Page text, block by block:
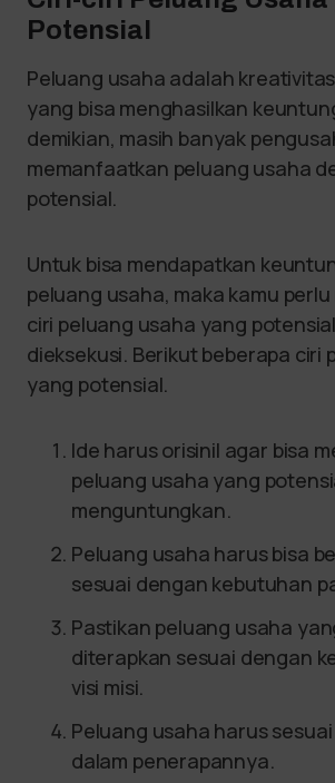
Potensial
Peluang usaha adalah
yang bisa menghasilkan
demikian, masih banyak
memanfaatkan peluang usaha
potensial.
Untuk bisa mendapatkan
peluang usaha, maka kamu
ciri peluang usaha yang
dieksekusi. Berikut beberapa ciri
yang potensial.
Ide harus orisinil agar bisa
peluang usaha yang
menguntungkan.
Peluang usaha harus bisa
sesuai dengan kebutuhan
Pastikan peluang usaha
diterapkan sesuai dengan
visi misi.
Peluang usaha harus
dalam penerapannya.